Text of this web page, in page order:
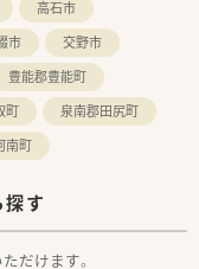
高石市
市
交野市
豊能郡豊能町
町
泉南郡田尻町
南町
す
だけます。